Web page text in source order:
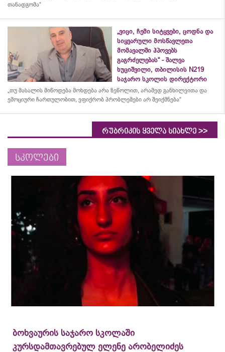
თანადგომა“
„ვიცი, ჩემი სიტყვები, ცოდნა და
სიყვარული მოსწავლეთა
მომავალში ჰპოვებს
გაგრძელებას“ - შალვა
ხუციშვილი, თბილისის N219
საჯარო სკოლის დირექტორი
„თუ მასალის მიწოდება მოხდება არა ზეწოლით, არამედ განხილვითა და
ემოციური ჩართულობით, ვფიქრობ პრობლემები არ შეიქმნება“
რუბრიკის ყველა სიახლე >>
სკოლები
ბოხვაურის საჯარო სკოლაში
კურსდამთავრებულ ელენე არობელიძეს